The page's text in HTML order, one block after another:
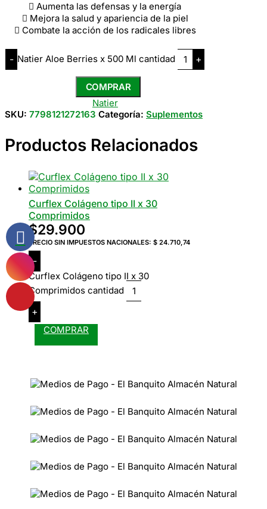
 Aumenta las defensas y la energía
 Mejora la salud y apariencia de la piel
 Combate la acción de los radicales libres
- Natier Aloe Berries x 500 Ml cantidad +
COMPRAR
Natier
SKU: 7798121272163 Categoría: Suplementos
Productos Relacionados
Curflex Colágeno tipo II x 30
Comprimidos
$29.900
PRECIO SIN IMPUESTOS NACIONALES: $ 24.710,74
-
Curflex Colágeno tipo II x 30
Comprimidos cantidad
+
COMPRAR